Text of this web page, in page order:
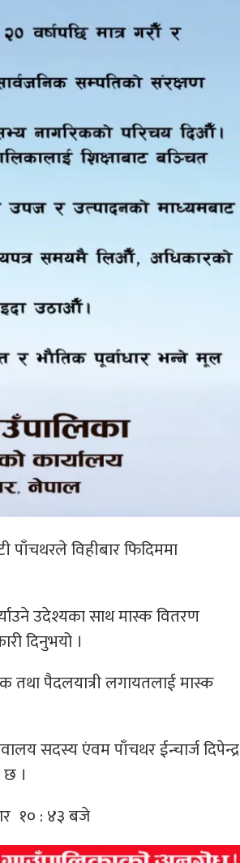
विहीबार फिदिममा
उदेश्यका साथ मास्क वितरण
दिनुभयो ।
तथा पैदलयात्री लगायतलाई मास्क
सदस्य एंवम पाँचथर ईन्चार्ज दिपेन्द्र
।
१० : ४३ बजे